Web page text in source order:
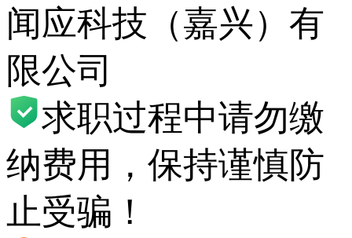
闻应科技（嘉兴）有
限公司
求职过程中请勿缴
纳费用，保持谨慎防
止受骗！